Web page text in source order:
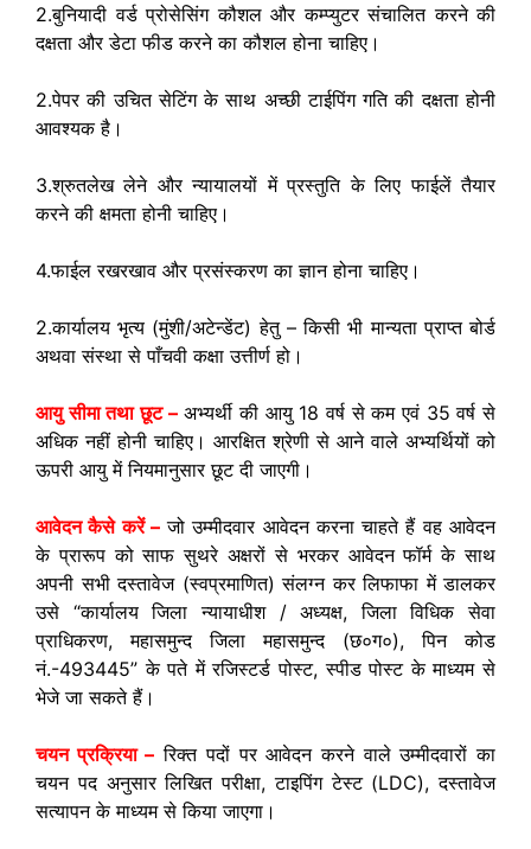
2.बुनियादी वर्ड प्रोसेसिंग कौशल और कम्प्युटर संचालित करने की
दक्षता और डेटा फीड करने का कौशल होना चाहिए।
2.पेपर की उचित सेटिंग के साथ अच्छी टाईपिंग गति की दक्षता होनी
आवश्यक है।
3.श्रुतलेख लेने और न्यायालयों में प्रस्तुति के लिए फाईलें तैयार
करने की क्षमता होनी चाहिए।
4.फाईल रखरखाव और प्रसंस्करण का ज्ञान होना चाहिए।
2.कार्यालय भृत्य (मुंशी/अटेन्डेंट) हेतु – किसी भी मान्यता प्राप्त बोर्ड
अथवा संस्था से पाँचवी कक्षा उत्तीर्ण हो।
आयु सीमा तथा छूट – अभ्यर्थी की आयु 18 वर्ष से कम एवं 35 वर्ष से
अधिक नहीं होनी चाहिए। आरक्षित श्रेणी से आने वाले अभ्यर्थियों को
ऊपरी आयु में नियमानुसार छूट दी जाएगी।
आवेदन कैसे करें – जो उम्मीदवार आवेदन करना चाहते हैं वह आवेदन
के प्रारूप को साफ सुथरे अक्षरों से भरकर आवेदन फॉर्म के साथ
अपनी सभी दस्तावेज (स्वप्रमाणित) संलग्न कर लिफाफा में डालकर
उसे “कार्यालय जिला न्यायाधीश / अध्यक्ष, जिला विधिक सेवा
प्राधिकरण, महासमुन्द जिला महासमुन्द (छ०ग०), पिन कोड
नं.-493445” के पते में रजिस्टर्ड पोस्ट, स्पीड पोस्ट के माध्यम से
भेजे जा सकते हैं।
चयन प्रक्रिया – रिक्त पदों पर आवेदन करने वाले उम्मीदवारों का
चयन पद अनुसार लिखित परीक्षा, टाइपिंग टेस्ट (LDC), दस्तावेज
सत्यापन के माध्यम से किया जाएगा।